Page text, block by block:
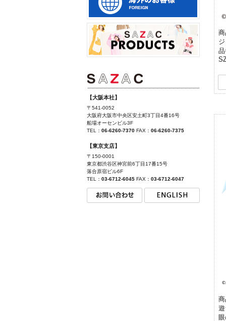
【大阪本社】
〒541-0052
大阪府大阪市中央区安土町3丁目4番16号
船場オーセンビル3F
TEL： 06-6260-7370 FAX： 06-6260-7375
【東京支店】
〒150-0001
東京都渋谷区神宮前6丁目17番15号
落合原宿ビル6F
TEL： 03-6712-6045 FAX： 03-6712-6047